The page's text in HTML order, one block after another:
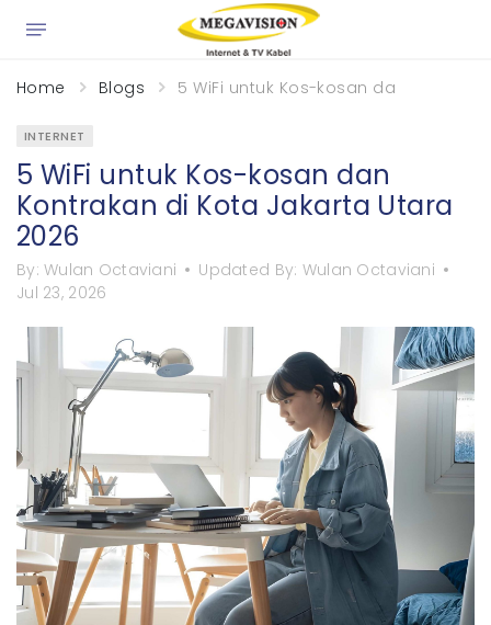
Home Blogs 5 WiFi untuk Kos-kosan dan
INTERNET
5 WiFi untuk Kos-kosan dan
Kontrakan di Kota Jakarta Utara
2026
By:Wulan Octaviani Updated By: Wulan Octaviani
Jul 23, 2026